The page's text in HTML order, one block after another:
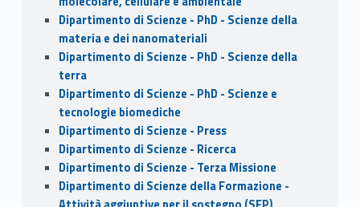
Dipartimento di Scienze - PhD - Scienze della
materia e dei nanomateriali
Dipartimento di Scienze - PhD - Scienze della
terra
Dipartimento di Scienze - PhD - Scienze e
tecnologie biomediche
Dipartimento di Scienze - Press
Dipartimento di Scienze - Ricerca
Dipartimento di Scienze - Terza Missione
Dipartimento di Scienze della Formazione -